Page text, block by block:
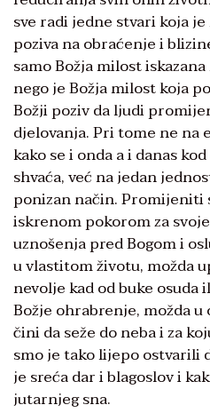
sve radi jedne stvari koja
poziva na obraćenje i
samo Božja milost
nego je Božja milost koja
Božji poziv da ljudi
djelovanja. Pri tome ne na
kako se i onda a i danas
shvaća, već na jedan
ponizan način. Promijeniti
iskrenom pokorom za
uznošenja pred Bogom i
u vlastitom životu, možda
nevolje kad od buke osuda
Božje ohrabrenje, možda
čini da seže do neba i za
smo je tako lijepo ostvarili
je sreća dar i blagoslov i
jutarnjeg sna.